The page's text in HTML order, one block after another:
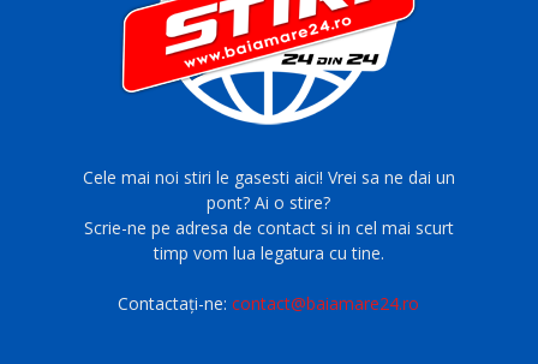
Cele mai noi stiri le gasesti aici! Vrei sa ne dai un
pont? Ai o stire?
Scrie-ne pe adresa de contact si in cel mai scurt
timp vom lua legatura cu tine.
Contactați-ne:contact@baiamare24.ro